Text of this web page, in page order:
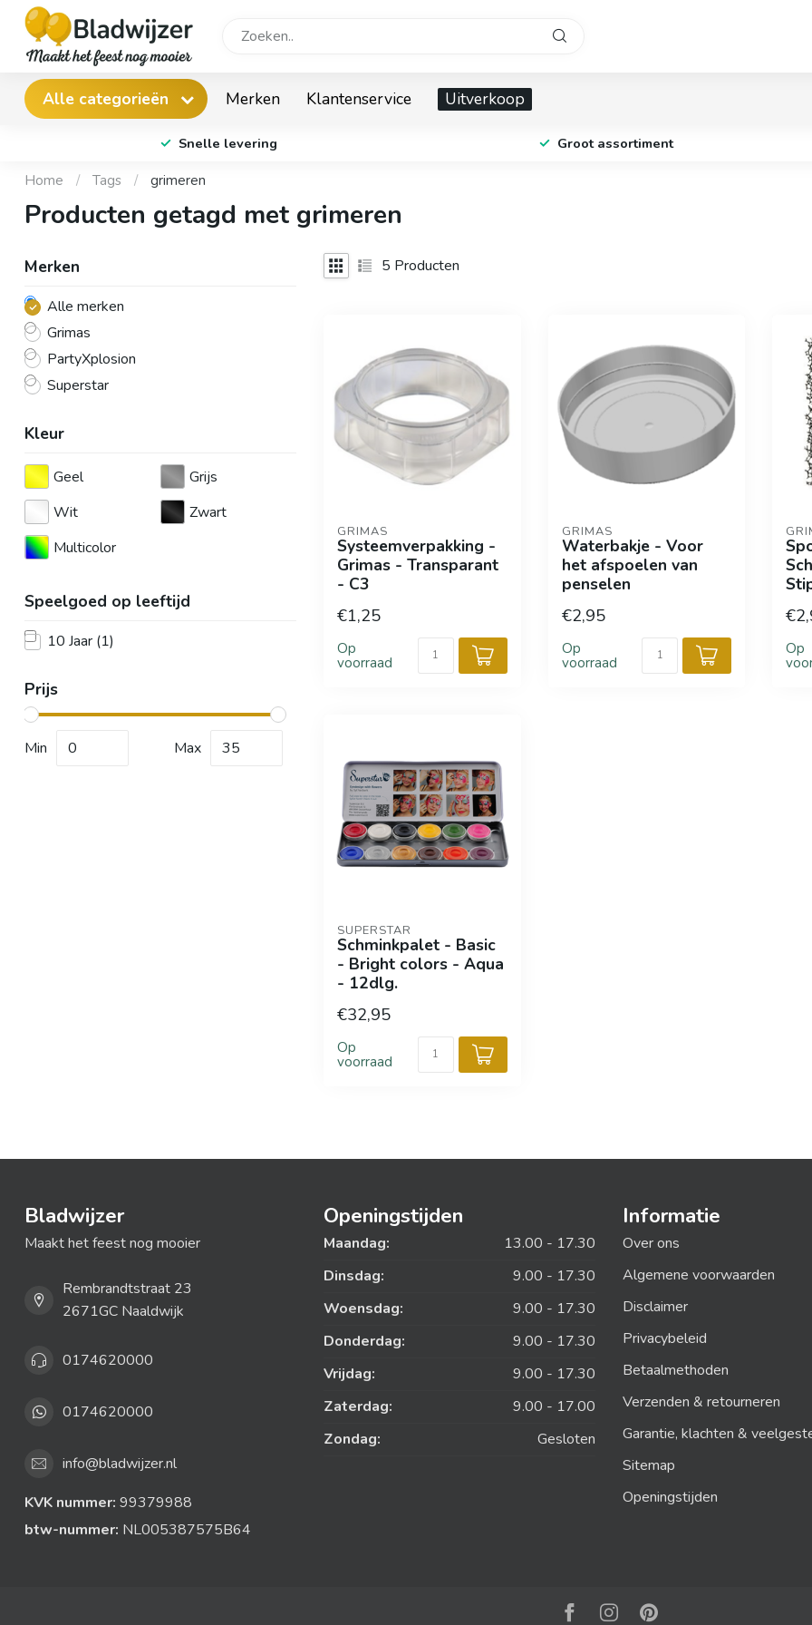
Alle categorieën Merken Klantenservice Uitverkoop
Snelle levering Groot assortiment
Home / Tags / grimeren
Producten getagd met grimeren
Merken
Alle merken
Grimas
PartyXplosion
Superstar
Kleur
Geel
Grijs
Wit
Zwart
Multicolor
Speelgoed op leeftijd
10 Jaar (1)
Prijs
Min Max
5 Producten
GRIMAS
Systeemverpakking -
Grimas - Transparant
- C3
€1,25
Op
voorraad
GRIMAS
Waterbakje - Voor
het afspoelen van
penselen
€2,95
Op
voorraad
Op
SUPERSTAR
Schminkpalet - Basic
- Bright colors - Aqua
- 12dlg.
€32,95
Op
voorraad
Bladwijzer
Maakt het feest nog mooier
Rembrandtstraat 23
2671GC Naaldwijk
0174620000
0174620000
info@bladwijzer.nl
KVK nummer: 99379988
btw-nummer: NL005387575B64
Openingstijden
Maandag:
13.00 - 17.30
Dinsdag:
9.00 - 17.30
Woensdag:
9.00 - 17.30
Donderdag:
9.00 - 17.30
Vrijdag:
9.00 - 17.30
Zaterdag:
9.00 - 17.00
Zondag:
Gesloten
Informatie
Over ons
Algemene voorwaarden
Disclaimer
Privacybeleid
Betaalmethoden
Verzenden & retourneren
Garantie, klachten &
Sitemap
Openingstijden